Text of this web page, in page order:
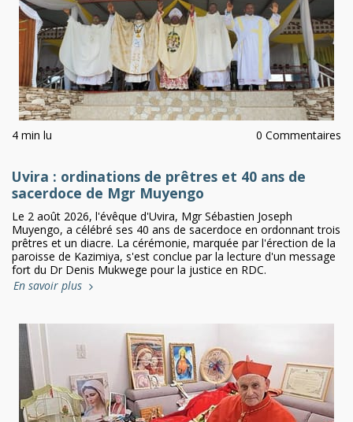
4 min lu 0 Commentaires
Uvira : ordinations de prêtres et 40 ans de
sacerdoce de Mgr Muyengo
Le 2 août 2026, l'évêque d'Uvira, Mgr Sébastien Joseph
Muyengo, a célébré ses 40 ans de sacerdoce en ordonnant trois
prêtres et un diacre. La cérémonie, marquée par l'érection de la
paroisse de Kazimiya, s'est conclue par la lecture d'un message
fort du Dr Denis Mukwege pour la justice en RDC.
En savoir plus